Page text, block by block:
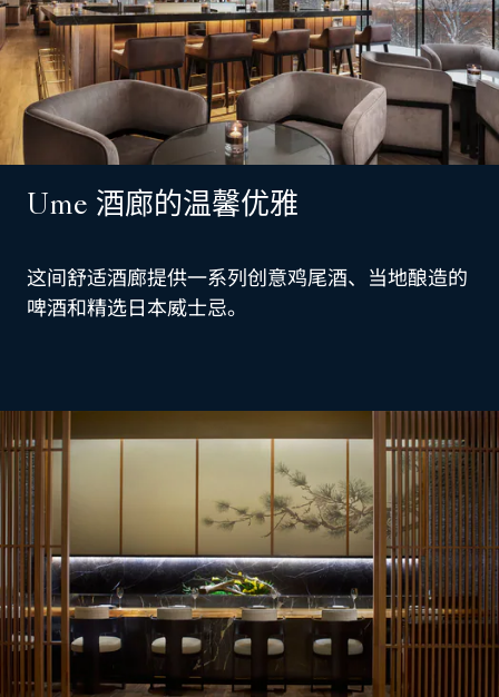
Ume 酒廊的温馨优雅
这间舒适酒廊提供一系列创意鸡尾酒、当地酿造的
啤酒和精选日本威士忌。